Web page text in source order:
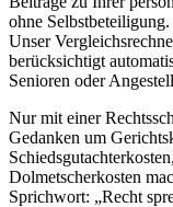
ohne Selbstbeteiligung.
Unser
berücksichtigt
Senioren oder
Nur mit einer
Gedanken um
Dolmetscherkosten
Sprichwort: „Recht